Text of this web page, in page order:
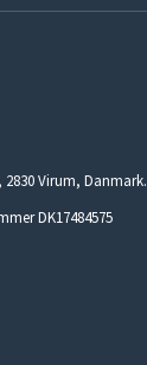
Virum, Danmark.
DK17484575